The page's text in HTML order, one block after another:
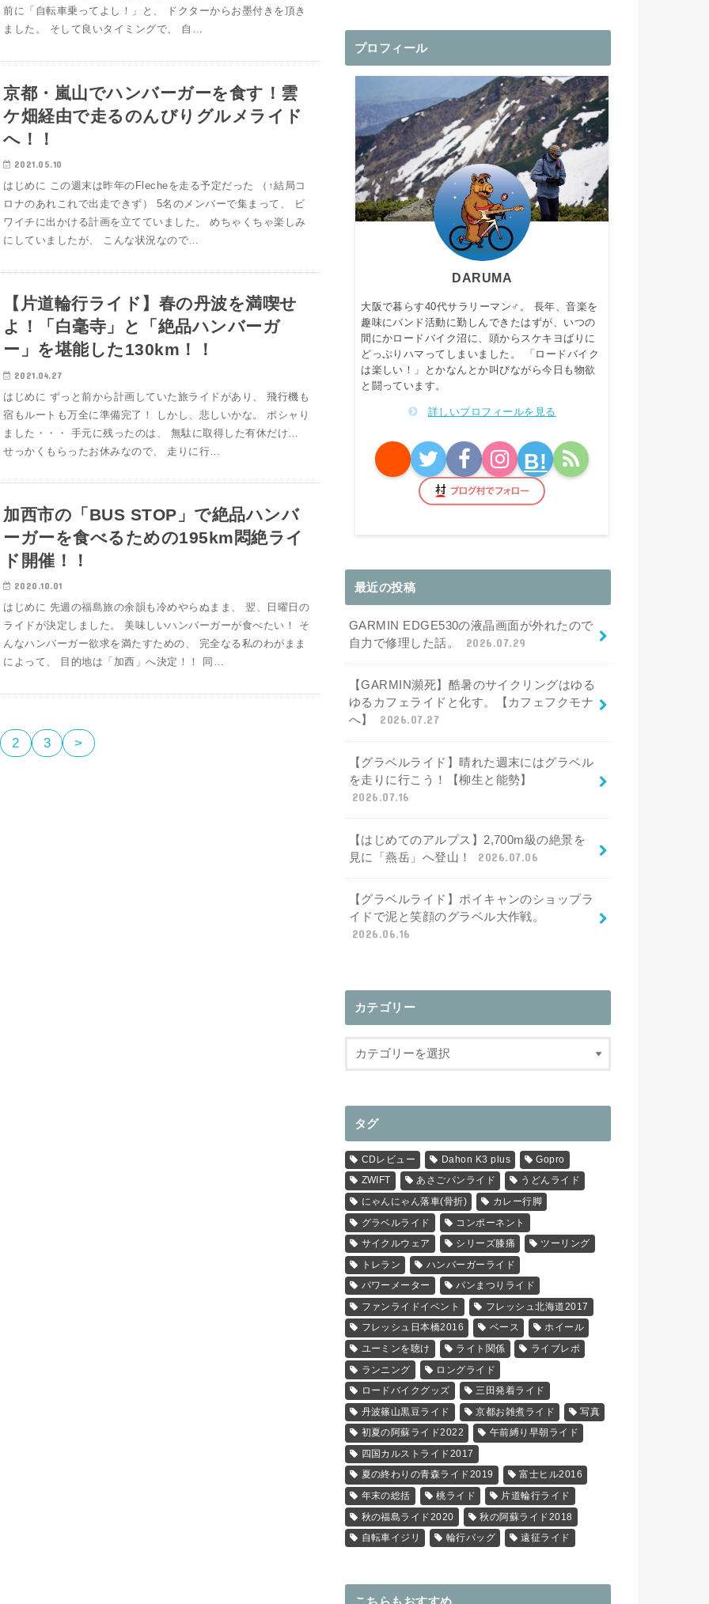
前に「自転車乗ってよし！」と、 ドクターからお墨付きを頂き
ました。 そして良いタイミングで、 自…
京都・嵐山でハンバーガーを食す！雲
ケ畑経由で走るのんびりグルメライド
へ！！
2021.05.10
はじめに この週末は昨年のFlecheを走る予定だった （↑結局コ
ロナのあれこれで出走できず） 5名のメンバーで集まって、 ビ
ワイチに出かける計画を立てていました。 めちゃくちゃ楽しみ
にしていましたが、 こんな状況なので…
【片道輪行ライド】春の丹波を満喫せ
よ！「白毫寺」と「絶品ハンバーガ
ー」を堪能した130km！！
2021.04.27
はじめに ずっと前から計画していた旅ライドがあり、 飛行機も
宿もルートも万全に準備完了！ しかし、悲しいかな。 ポシャり
ました・・・ 手元に残ったのは、 無駄に取得した有休だけ…
せっかくもらったお休みなので、 走りに行…
加西市の「BUS STOP」で絶品ハンバ
ーガーを食べるための195km悶絶ライ
ド開催！！
2020.10.01
はじめに 先週の福島旅の余韻も冷めやらぬまま、 翌、日曜日の
ライドが決定しました。 美味しいハンバーガーが食べたい！ そ
んなハンバーガー欲求を満たすための、 完全なる私のわがまま
によって、 目的地は「加西」へ決定！！ 同…
2 3 >
プロフィール
DARUMA
大阪で暮らす40代サラリーマン♂。 長年、音楽を
趣味にバンド活動に勤しんできたはずが、いつの
間にかロードバイク沼に、頭からスケキヨばりに
どっぷりハマってしまいました。 「ロードバイク
は楽しい！」とかなんとか叫びながら今日も物欲
と闘っています。
詳しいプロフィールを見る
B!
最近の投稿
GARMIN EDGE530の液晶画面が外れたので
自力で修理した話。
2026.07.29
【GARMIN瀕死】酷暑のサイクリングはゆる
ゆるカフェライドと化す。【カフェフクモナ
へ】
2026.07.27
【グラベルライド】晴れた週末にはグラベル
を走りに行こう！【柳生と能勢】
2026.07.16
【はじめてのアルプス】2,700m級の絶景を
見に「燕岳」へ登山！
2026.07.06
【グラベルライド】ポイキャンのショップラ
イドで泥と笑顔のグラベル大作戦。
2026.06.16
カテゴリー
タグ
CDレビュー Dahon K3 plus
Gopro
ZWIFT
あさごパンライド
うどんライド
にゃんにゃん落車(骨折)
カレー行脚
グラベルライド
コンポーネント
サイクルウェア
シリーズ膝痛
ツーリング
トレラン
ハンバーガーライド
パワーメーター
パンまつりライド
ファンライドイベント
フレッシュ北海道2017
フレッシュ日本橋2016
ベース
ホイール
ユーミンを聴け
ライト関係
ライブレポ
ランニング
ロングライド
ロードバイクグッズ
三田発着ライド
丹波篠山黒豆ライド
京都お雑煮ライド
写真
初夏の阿蘇ライド2022
午前縛り早朝ライド
四国カルストライド2017
夏の終わりの青森ライド2019
富士ヒル2016
年末の総括
桃ライド
片道輪行ライド
秋の福島ライド2020
秋の阿蘇ライド2018
自転車イジリ
輪行バッグ 遠征ライド